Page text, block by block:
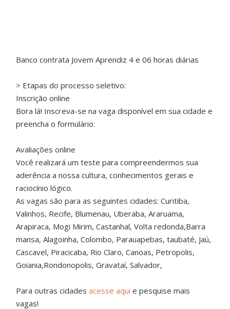
Banco contrata Jovem Aprendiz 4 e 06 horas diárias
> Etapas do processo seletivo:
Inscrição online
Bora lá! Inscreva-se na vaga disponível em sua cidade e
preencha o formulário.
Avaliações online
Você realizará um teste para compreendermos sua
aderência a nossa cultura, conhecimentos gerais e
raciocínio lógico.
As vagas são para as seguintes cidades: Curitiba,
Valinhos, Recife, Blumenau, Uberaba, Araruama,
Arapiraca, Mogi Mirim, Castanhal, Volta redonda,Barra
mansa, Alagoinha, Colombo, Parauapebas, taubaté, Jaú,
Cascavel, Piracicaba, Rio Claro, Canoas, Petropolis,
Goiania,Rondonopolis, Gravataí, Salvador,
Para outras cidadesacesse aquie pesquise mais
vagas!